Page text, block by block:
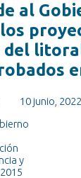
al
del
10 junio, 2022